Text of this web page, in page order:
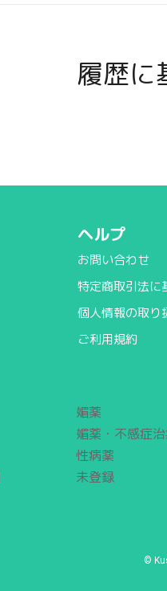
履歴に
ヘルプ
お問い合わせ
特定商取引法に
個人情報の取り
ご利用規約
媚薬
媚薬・不感症
性病薬
未登録
©